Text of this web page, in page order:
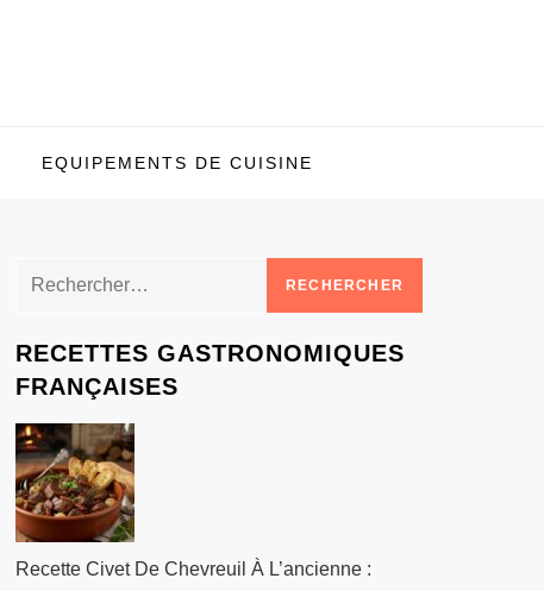
EQUIPEMENTS DE CUISINE
Rechercher :
RECETTES GASTRONOMIQUES
FRANÇAISES
Recette Civet De Chevreuil À L’ancienne :